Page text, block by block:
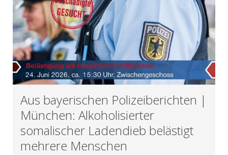
Aus bayerischen Polizeiberichten |
München: Alkoholisierter
somalischer Ladendieb belästigt
mehrere Menschen